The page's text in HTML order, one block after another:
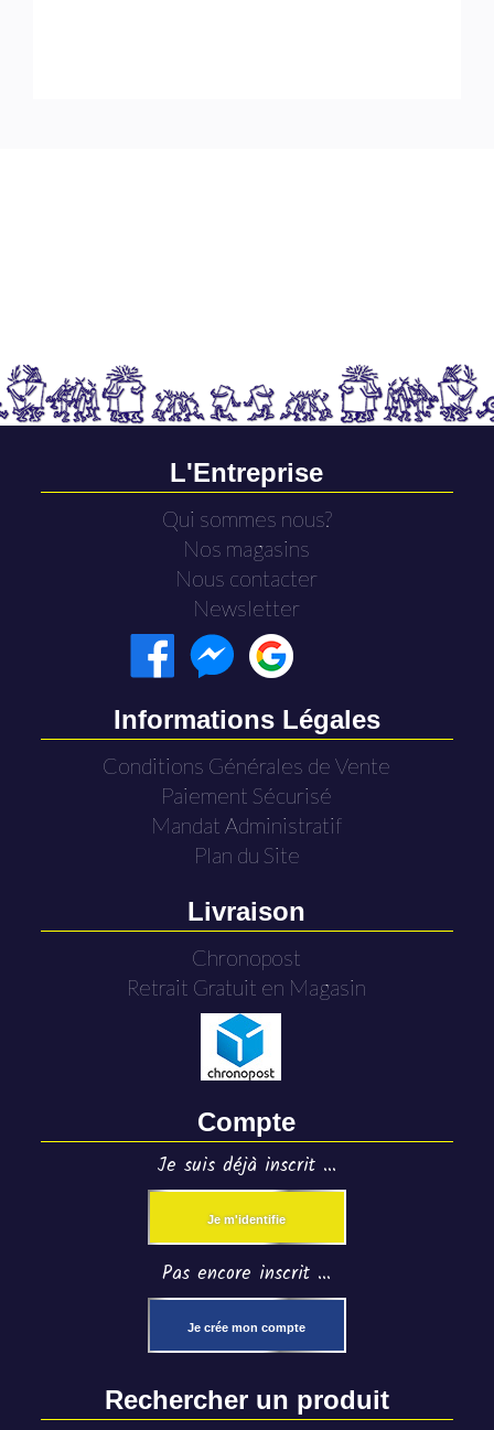
L'Entreprise
Qui sommes nous?
Nos magasins
Nous contacter
Newsletter
Informations Légales
Conditions Générales de Vente
Paiement Sécurisé
Mandat Administratif
Plan du Site
Livraison
Chronopost
Retrait Gratuit en Magasin
Compte
Je suis déjà inscrit ...
Je m'identifie
Pas encore inscrit ...
Je crée mon compte
Rechercher un produit